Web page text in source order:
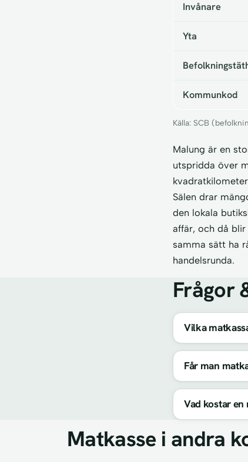
Invånare
Yta
Kommunkod
Källa: SCB
Malung är en
utspridda över
Sälen drar
den lokala
affär, och då
samma sätt ha
handelsrunda.
Frågor
Vilka
Får man
Vad kostar en
Matkasse i andra